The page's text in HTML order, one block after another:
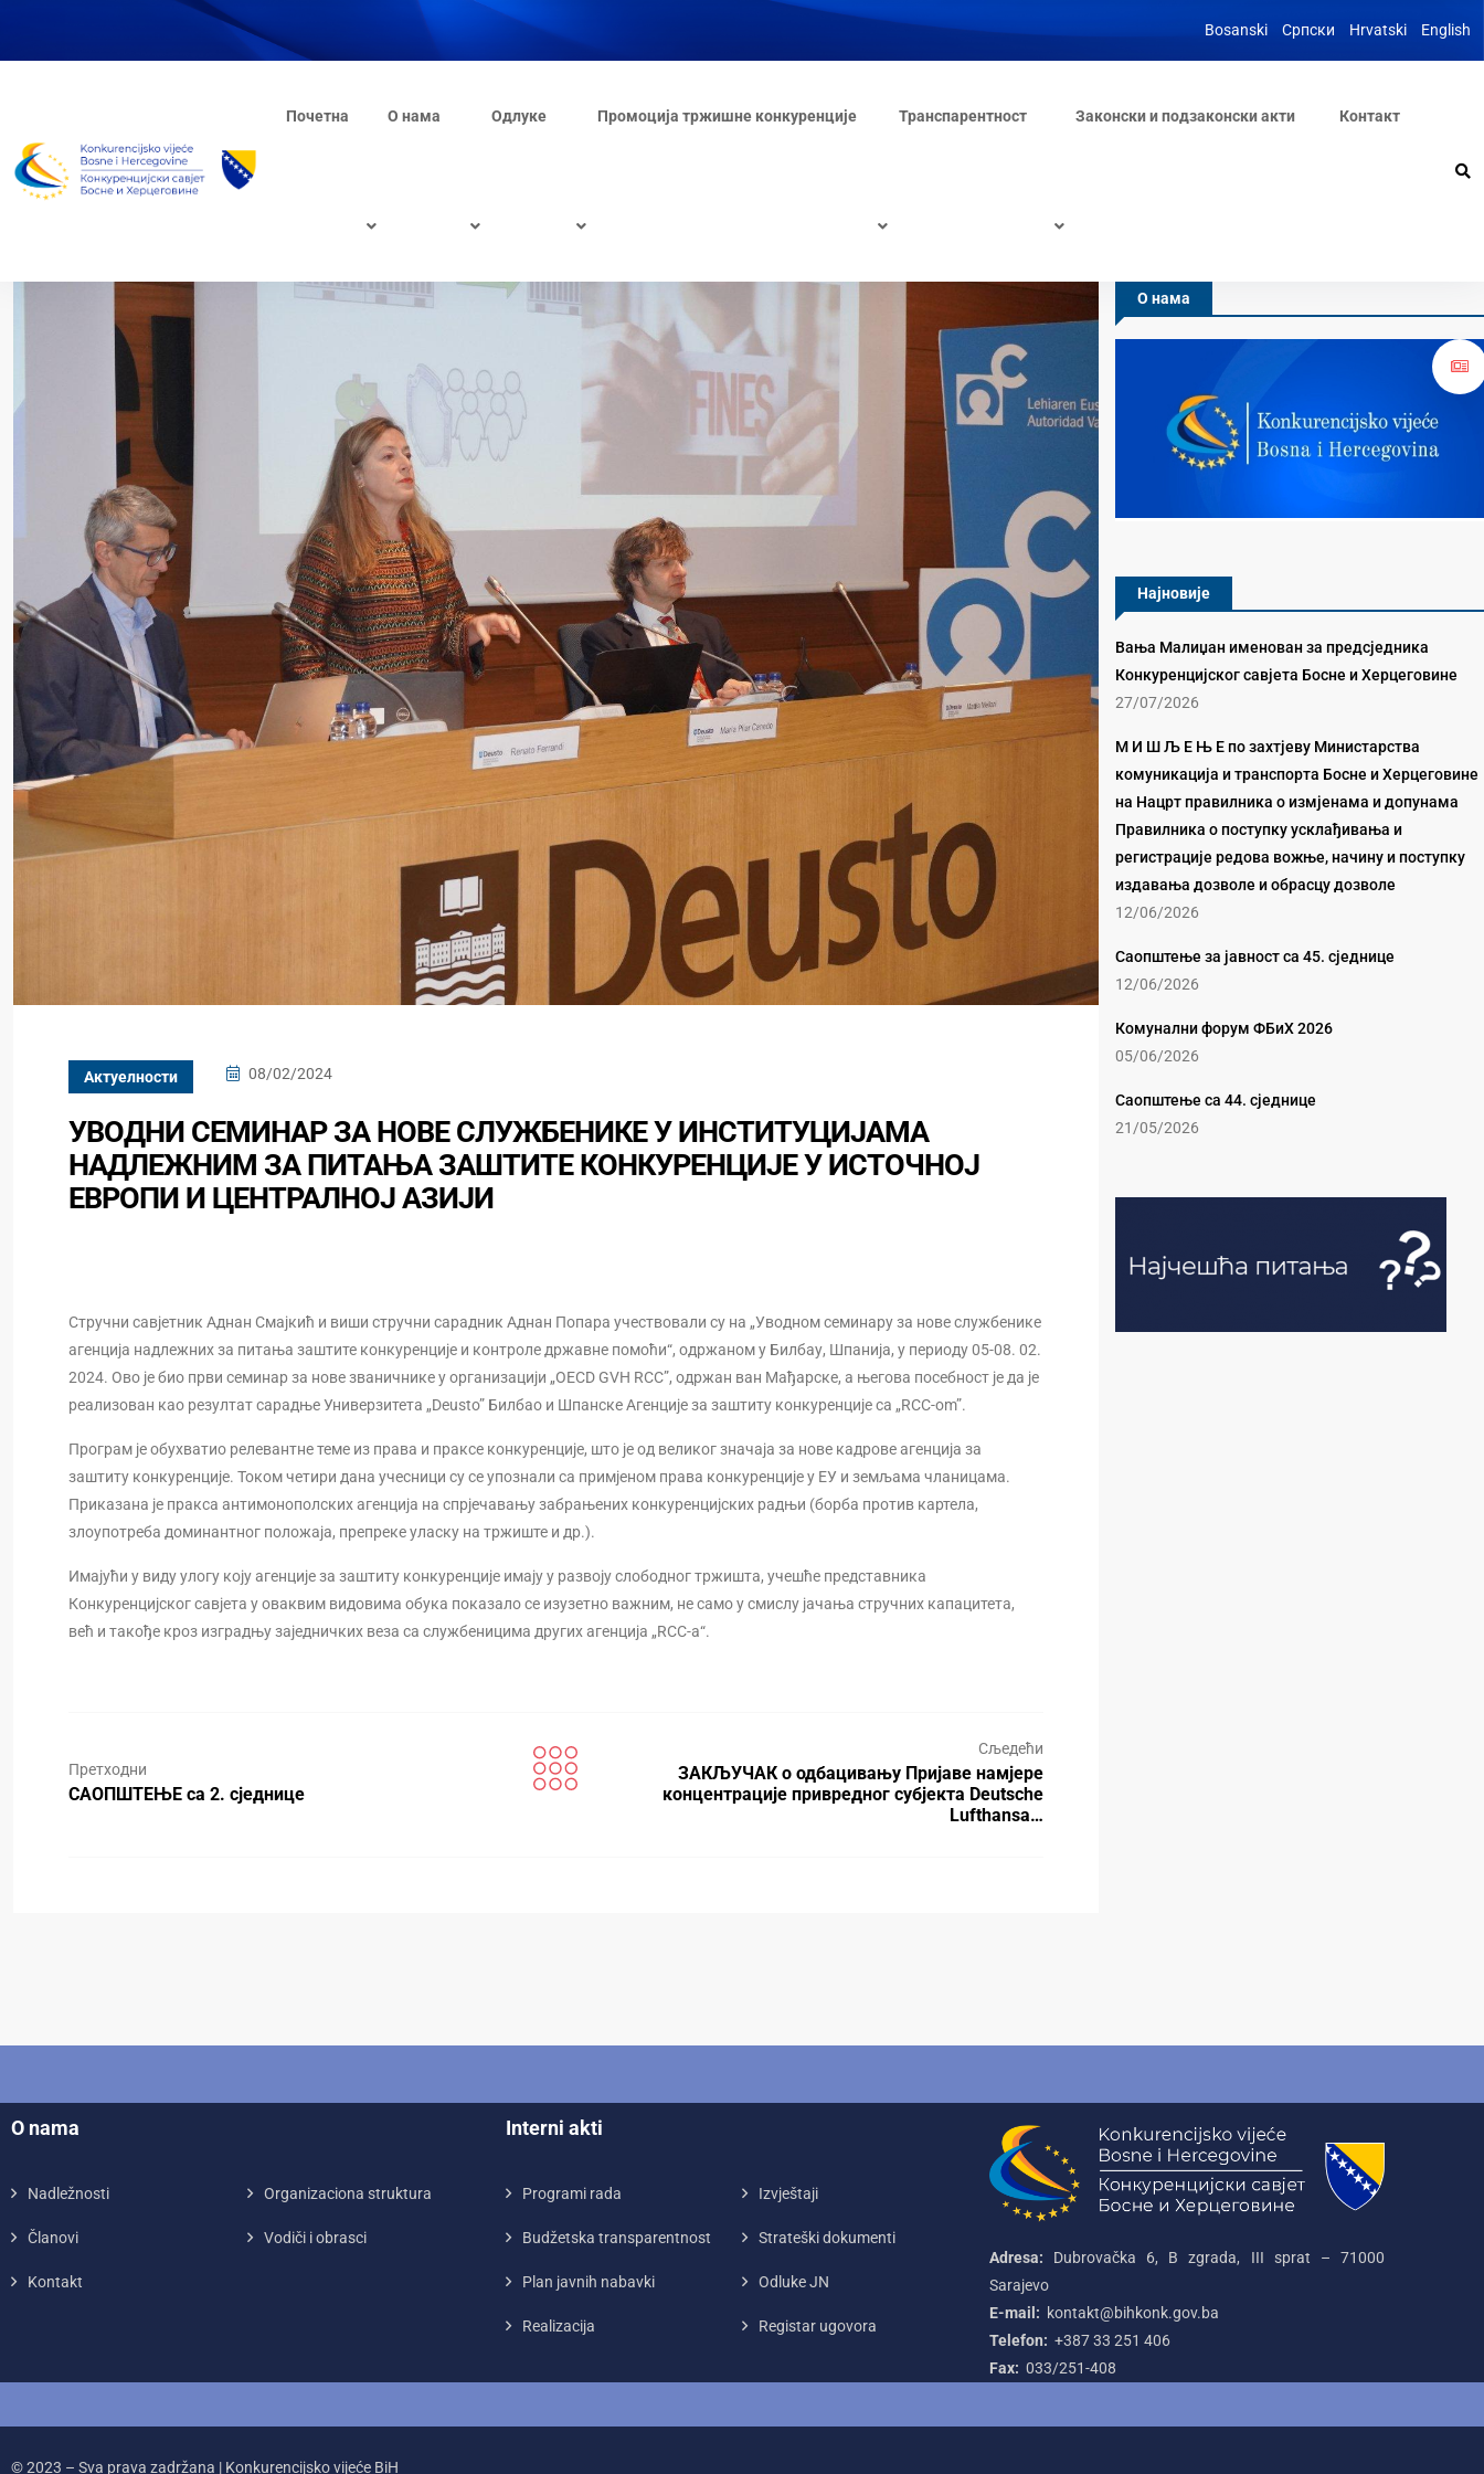
Bosanski Српски Hrvatski English
Почетна О нама Одлуке Промоција тржишне конкуренције Транспарентност Законски и подзаконски акти Контакт
Актуелности 08/02/2024
УВОДНИ СЕМИНАР ЗА НОВЕ СЛУЖБЕНИКЕ У ИНСТИТУЦИЈАМА
НАДЛЕЖНИМ ЗА ПИТАЊА ЗАШТИТЕ КОНКУРЕНЦИЈЕ У ИСТОЧНОЈ
ЕВРОПИ И ЦЕНТРАЛНОЈ АЗИЈИ
Стручни савјетник Аднан Смајкић и виши стручни сарадник Аднан Попара учествовали су на „Уводном семинару за нове службенике
агенција надлежних за питања заштите конкуренције и контроле државне помоћи“, одржаном у Билбау, Шпанија, у периоду 05-08. 02.
2024. Ово је био први семинар за нове званичнике у организацији „OECD GVH RCC”, одржан ван Мађарске, а његова посебност је да је
реализован као резултат сарадње Универзитета „Deusto” Билбао и Шпанске Агенције за заштиту конкуренције са „RCC-om”.
Програм је обухватио релевантне теме из права и праксе конкуренције, што је од великог значаја за нове кадрове агенција за
заштиту конкуренције. Током четири дана учесници су се упознали са примјеном права конкуренције у ЕУ и земљама чланицама.
Приказана је пракса антимонополских агенција на спрјечавању забрањених конкуренцијских радњи (борба против картела,
злоупотреба доминантног положаја, препреке уласку на тржиште и др.).
Имајући у виду улогу коју агенције за заштиту конкуренције имају у развоју слободног тржишта, учешће представника
Конкуренцијског савjета у оваквим видовима обука показало се изузетно важним, не само у смислу јачања стручних капацитета,
већ и такође кроз изградњу заједничких веза са службеницима других агенција „RCC-a“.
Претходни
САОПШТЕЊЕ са 2. сједнице
Сљедећи
ЗАКЉУЧАК о одбацивању Пријаве намјере
концентрације привредног субјекта Deutsche
Lufthansa…
О нама
Најновије
Вања Малиџан именован за предсједника
Конкуренцијског савјета Босне и Херцеговине
27/07/2026
М И Ш Љ Е Њ Е по захтјеву Министарства
комуникација и транспорта Босне и Херцеговине
на Нацрт правилника о измјенама и допунама
Правилника о поступку усклађивања и
регистрације редова вожње, начину и поступку
издавања дозволе и обрасцу дозволе
12/06/2026
Саопштење за јавност са 45. сједнице
12/06/2026
Комунални форум ФБиХ 2026
05/06/2026
Саопштење са 44. сједнице
21/05/2026
O nama
Nadležnosti Organizaciona struktura
Članovi Vodiči i obrasci
Kontakt
Interni akti
Programi rada Izvještaji
Budžetska transparentnost Strateški dokumenti
Plan javnih nabavki Odluke JN
Realizacija Registar ugovora
Adresa: Dubrovačka 6, B zgrada, III sprat – 71000‌
Sarajevo
E-mail: kontakt@bihkonk.gov.ba
Telefon: +387‌ 33‌ 251‌ 406
Fax: 033/251-408
© 2023 – Sva prava zadržana | Konkurencijsko vijeće BiH